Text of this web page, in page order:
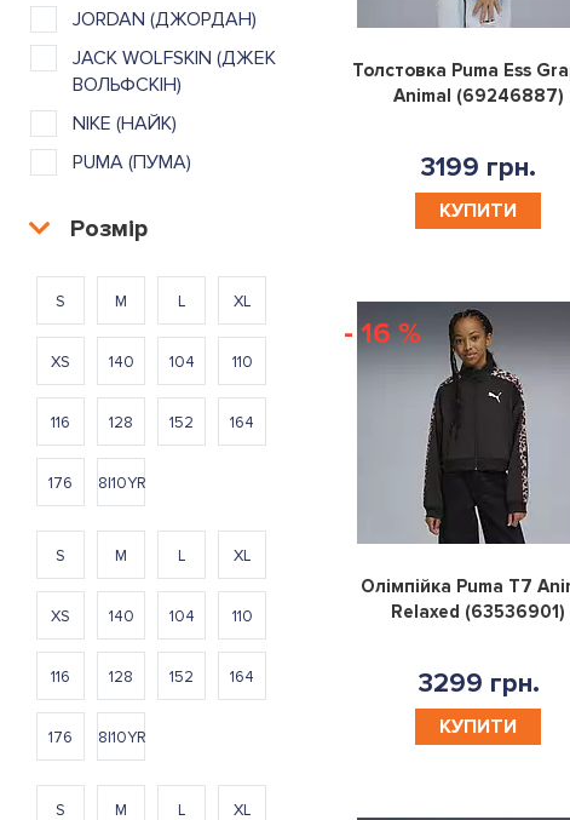
JORDAN (ДЖОРДАН)
JACK WOLFSKIN (ДЖЕК
ВОЛЬФСКІН)
NIKE (НАЙК)
PUMA (ПУМА)
Розмір
S M L XL
XS 140 104 110
116 128 152 164
176 8|10YR
S M L XL
XS 140 104 110
116 128 152 164
176 8|10YR
S M L XL
Толстовка Puma Ess
Animal (69246887)
3199 грн.
КУПИТИ
- 16 %
Олімпійка Puma T7
Relaxed (63536901)
3299 грн.
КУПИТИ